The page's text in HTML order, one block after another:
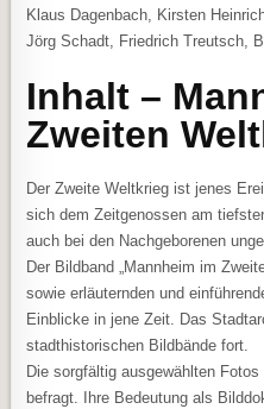
Klaus Dagenbach, Kirsten
Jörg Schadt, Friedrich Treutsch,
Inhalt –
Zweiten
Der Zweite Weltkrieg ist jenes
sich dem Zeitgenossen am
auch bei den Nachgeborenen
Der Bildband „Mannheim im
sowie erläuternden und
Einblicke in jene Zeit. Das
stadthistorischen Bildbände fort.
Die sorgfältig ausgewählten
befragt. Ihre Bedeutung als